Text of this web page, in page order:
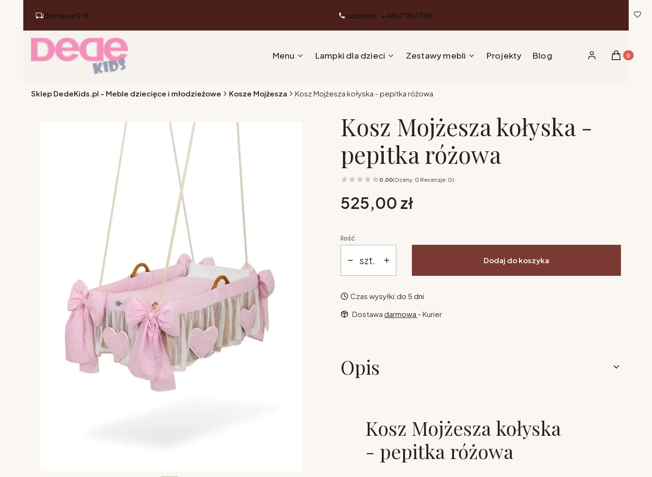
dostawa 0 zł zadzwoń: +48571801788
Menu Lampki dla dzieci Zestawy mebli Projekty Blog Zaloguj sięProdukty
Koszyk
Sklep DedeKids.pl - Meble dziecięce i młodzieżowe Kosze Mojżesza Kosz Mojżesza kołyska - pepitka różowa
Kosz Mojżesza kołyska -
pepitka różowa
0.00(Oceny: 0 Recenzje: 0)
Cena
525,00 zł
Ilość
szt. Dodaj do koszyka
Czas wysyłki:do 5 dni
Dostawa darmowa - Kurier
Opis
Kosz Mojżesza kołyska
- pepitka różowa